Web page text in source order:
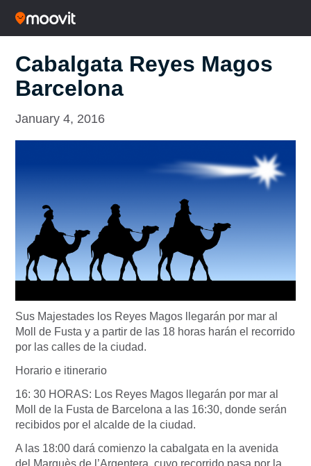
Cabalgata Reyes Magos
Barcelona
January 4, 2016
Sus Majestades los Reyes Magos llegarán por mar al
Moll de Fusta y a partir de las 18 horas harán el recorrido
por las calles de la ciudad.
Horario e itinerario
16: 30 HORAS: Los Reyes Magos llegarán por mar al
Moll de la Fusta de Barcelona a las 16:30, donde serán
recibidos por el alcalde de la ciudad.
A las 18:00 dará comienzo la cabalgata en la avenida
del Marquès de l’Argentera, cuyo recorrido pasa por la